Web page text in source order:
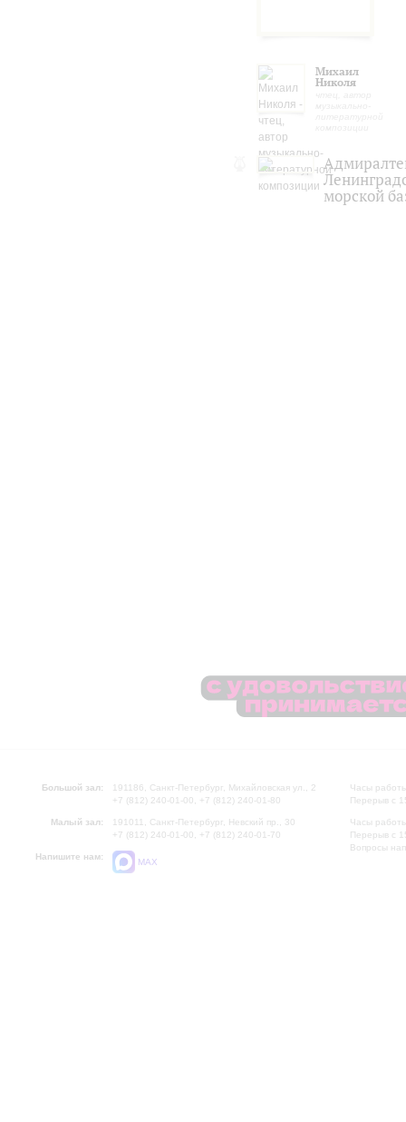
Михаил
Николя
морской
Большой зал:
191186, Санкт-Петербург, Михайловская ул., 2
+7 (812) 240-01-00, +7 (812) 240-01-80
Малый зал:
191011, Санкт-Петербург, Невский пр., 30
+7 (812) 240-01-00, +7 (812) 240-01-70
Напишите нам:
MAX
Часы
Перерыв с
Часы
Перерыв с
Вопросы